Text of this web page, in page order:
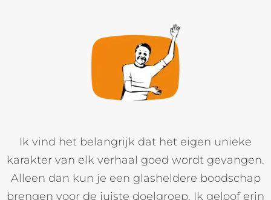
Ik vind het belangrijk dat het eigen unieke
karakter van elk verhaal goed wordt gevangen.
Alleen dan kun je een glasheldere boodschap
brengen voor de juiste doelgroep. Ik geloof erin